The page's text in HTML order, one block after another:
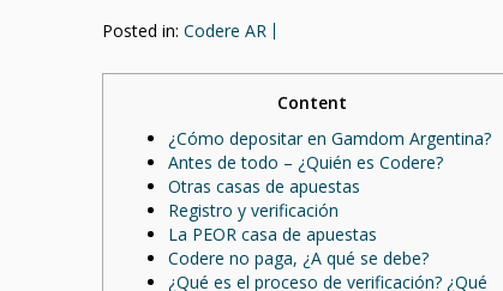
Posted in: Codere AR
Content
¿Cómo depositar en Gamdom Argentina?
Antes de todo – ¿Quién es Codere?
Otras casas de apuestas
Registro y verificación
La PEOR casa de apuestas
Codere no paga, ¿A qué se debe?
¿Qué es el proceso de verificación? ¿Qué